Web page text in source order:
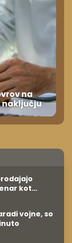
na
naključju
kot
vojne, so